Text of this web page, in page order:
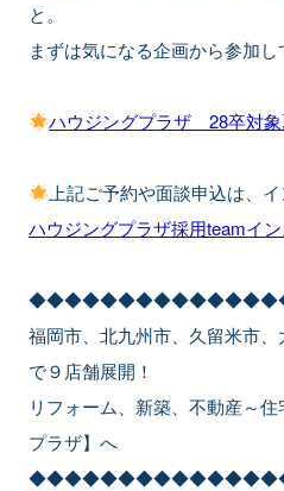
と。
まずは気になる企画から参加し
ハウジングプラザ 28卒対象
上記ご予約や面談申込は、
ハウジングプラザ採用teamイ
福岡市、北九州市、久留米市
で９店舗展開！
リフォーム、新築、不動産～
プラザ】へ